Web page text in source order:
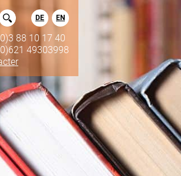
EN
DE
88 10 17 40
49303998